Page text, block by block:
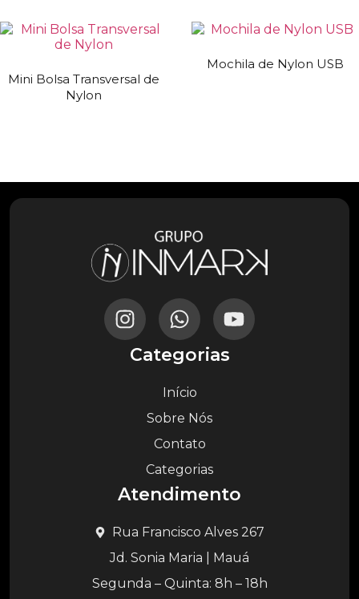
Mini Bolsa Transversal de
Nylon
Mochila de Nylon USB
Categorias
Início
Sobre Nós
Contato
Categorias
Atendimento
Rua Francisco Alves 267
Jd. Sonia Maria | Mauá
Segunda – Quinta: 8h – 18h